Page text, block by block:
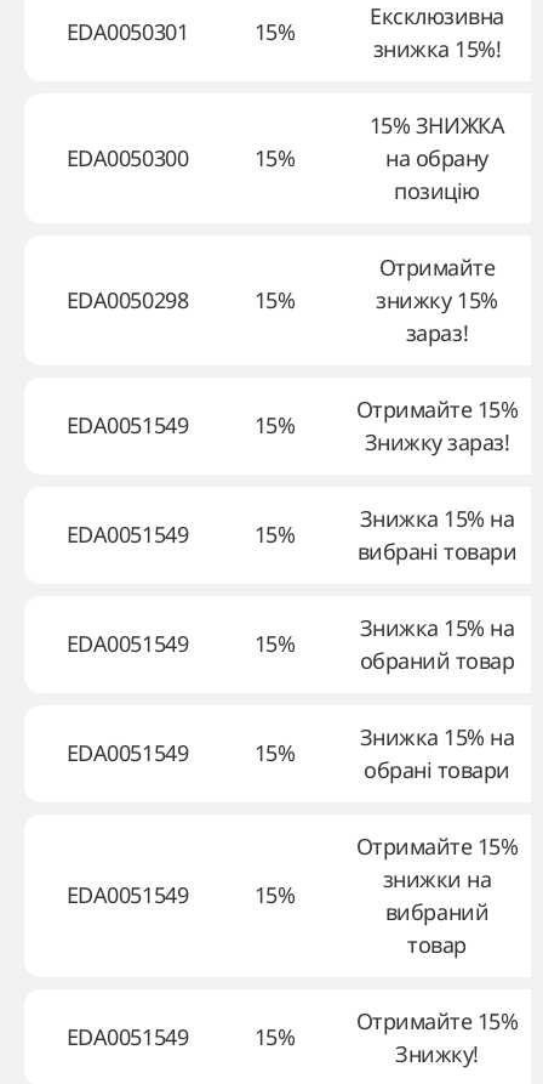
EDA0050301 15%
Ексклюзивна
знижка 15%!
EDA0050300 15%
15% ЗНИЖКА
на обрану
позицію
EDA0050298 15%
Отримайте
знижку 15%
зараз!
EDA0051549 15%
Отримайте 15%
Знижку зараз!
EDA0051549 15%
Знижка 15% на
вибрані товари
EDA0051549 15%
Знижка 15% на
обраний товар
EDA0051549 15%
Знижка 15% на
обрані товари
EDA0051549 15%
Отримайте 15%
знижки на
вибраний
товар
EDA0051549 15%
Отримайте 15%
Знижку!